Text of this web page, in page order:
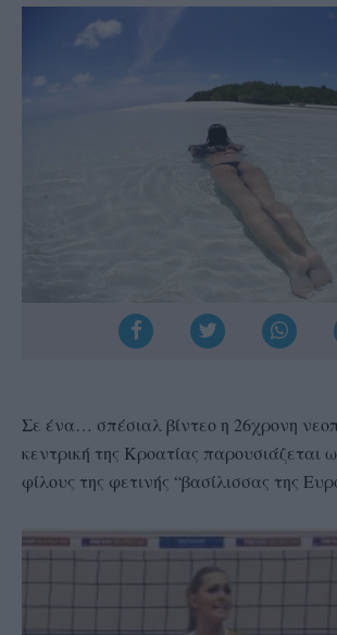
Σε ένα… σπέσιαλ βίντεο η 26χρονη
κεντρική της Κροατίας παρουσιάζεται
φίλους της φετινής “βασίλισσας της